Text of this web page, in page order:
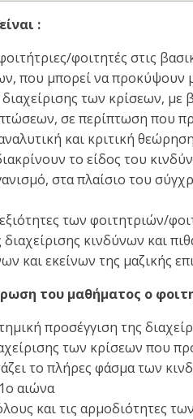
:
φοιτητές στις
που μπορεί να προκύψουν
των κρίσεων, με
σε περίπτωση που
και κριτική
το είδος του
στα πλαίσιο του
των φοιτητριών/
διαχείρισης κινδύνων και
και εκείνων της μαζικής
του μαθήματος ο
προσέγγιση της
των κρίσεων που
το πλήρες φάσμα των
αιώνα
και τις αρμοδιότητες